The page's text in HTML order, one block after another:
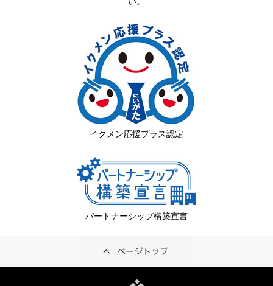
イクメン応援プラス認定
パートナーシップ構築宣言